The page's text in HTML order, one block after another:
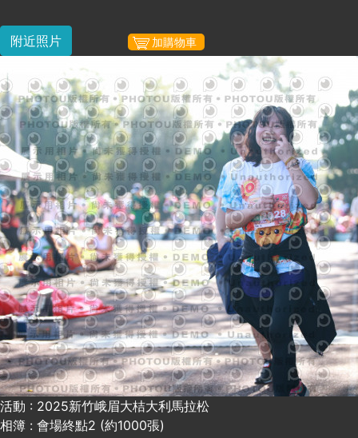
附近照片 加購物車
活動 : 2025新竹峨眉大桔大利馬拉松
相簿 : 會場終點2 (約1000張)